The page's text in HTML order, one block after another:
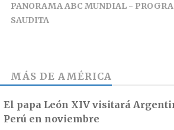
PANORAMA ABC MUNDIAL -
SAUDITA
MÁS DE AMÉRICA
El papa León XIV visitará
Perú en noviembre